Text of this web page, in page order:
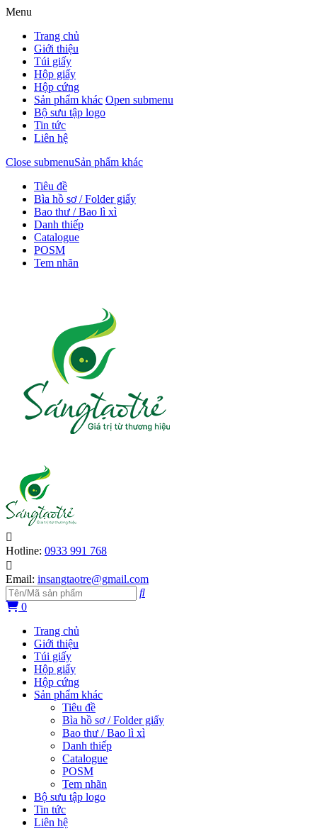
Menu
Trang chủ
Giới thiệu
Túi giấy
Hộp giấy
Hộp cứng
Sản phẩm khác Open submenu
Bộ sưu tập logo
Tin tức
Liên hệ
Close submenuSản phẩm khác
Tiêu đề
Bìa hồ sơ / Folder giấy
Bao thư / Bao lì xì
Danh thiếp
Catalogue
POSM
Tem nhãn
Hotline: 0933 991 768
Email: insangtaotre@gmail.com
0
Trang chủ
Giới thiệu
Túi giấy
Hộp giấy
Hộp cứng
Sản phẩm khác
Tiêu đề
Bìa hồ sơ / Folder giấy
Bao thư / Bao lì xì
Danh thiếp
Catalogue
POSM
Tem nhãn
Bộ sưu tập logo
Tin tức
Liên hệ